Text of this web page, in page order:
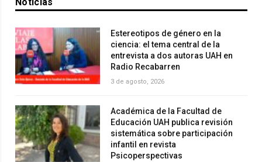
Noticias
Estereotipos de género en la
ciencia: el tema central de la
entrevista a dos autoras UAH en
Radio Recabarren
3 de agosto, 2026
Académica de la Facultad de
Educación UAH publica revisión
sistemática sobre participación
infantil en revista
Psicoperspectivas